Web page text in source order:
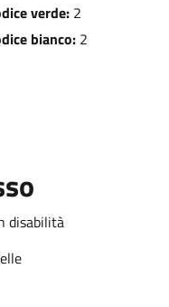
verde: 2
bianco: 2
disabilità